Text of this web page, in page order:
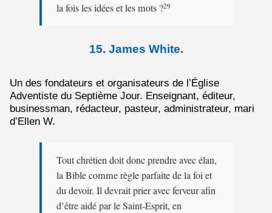
la fois les idées et les mots ?29
15. James White.
Un des fondateurs et organisateurs de l’Église
Adventiste du Septième Jour. Enseignant, éditeur,
businessman, rédacteur, pasteur, administrateur, mari
d’Ellen W.
Tout chrétien doit donc prendre avec élan,
la Bible comme règle parfaite de la foi et
du devoir. Il devrait prier avec ferveur afin
d’être aidé par le Saint-Esprit, en